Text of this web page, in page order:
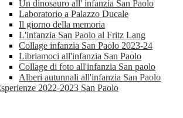
Un dinosauro all' infanzia San Paolo
Laboratorio a Palazzo Ducale
Il giorno della memoria
L'infanzia San Paolo al Fritz Lang
Collage infanzia San Paolo 2023-24
Libriamoci all'infanzia San Paolo
Collage di foto all'infanzia San paolo
Alberi autunnali all'infanzia San Paolo
2022-2023 San Paolo